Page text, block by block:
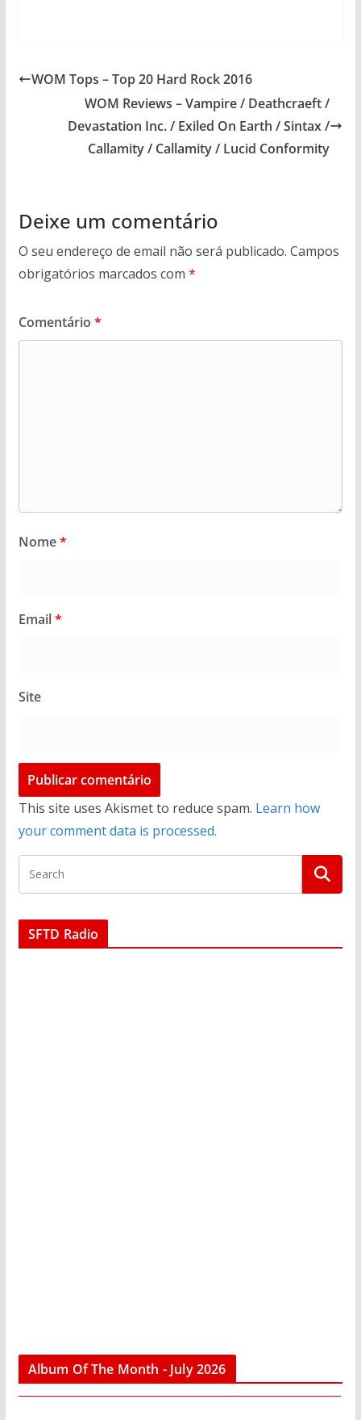
WOM Tops – Top 20 Hard Rock 2016
WOM Reviews – Vampire / Deathcraeft /
Devastation Inc. / Exiled On Earth / Sintax /
Callamity / Callamity / Lucid Conformity
Deixe um comentário
O seu endereço de email não será publicado. Campos
obrigatórios marcados com *
Comentário *
Nome*
Email*
Site
This site uses Akismet to reduce spam. Learn how
your comment data is processed.
SFTD Radio
Album Of The Month - July 2026